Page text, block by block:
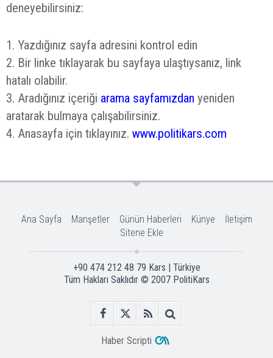
deneyebilirsiniz:
1. Yazdığınız sayfa adresini kontrol edin
2. Bir linke tıklayarak bu sayfaya ulaştıysanız, link
hatalı olabilir.
3. Aradığınız içeriği arama sayfamızdan yeniden
aratarak bulmaya çalışabilirsiniz.
4. Anasayfa için tıklayınız. www.politikars.com
Ana Sayfa Manşetler Günün Haberleri Künye
İletişim
Sitene Ekle
+90 474 212 48 79 Kars | Türkiye
Tüm Hakları Saklıdır © 2007 PolitiKars
Haber Scripti